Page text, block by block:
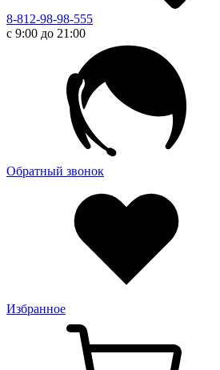
8-812-98-98-555
с 9:00 до 21:00
Обратный звонок
Избранное